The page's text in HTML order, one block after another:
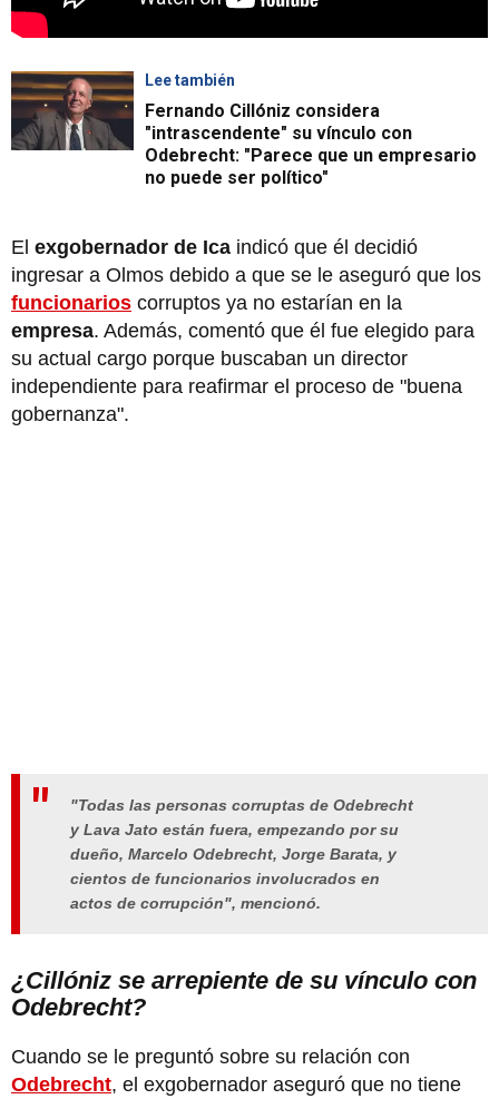
Lee también
Fernando Cillóniz considera
"intrascendente" su vínculo con
Odebrecht: "Parece que un empresario
no puede ser político"
El exgobernador de Ica indicó que él decidió
ingresar a Olmos debido a que se le aseguró que los
funcionarios corruptos ya no estarían en la
empresa. Además, comentó que él fue elegido para
su actual cargo porque buscaban un director
independiente para reafirmar el proceso de "buena
gobernanza".
"Todas las personas corruptas de Odebrecht
y Lava Jato están fuera, empezando por su
dueño, Marcelo Odebrecht, Jorge Barata, y
cientos de funcionarios involucrados en
actos de corrupción", mencionó.
¿Cillóniz se arrepiente de su vínculo con
Odebrecht?
Cuando se le preguntó sobre su relación con
Odebrecht, el exgobernador aseguró que no tiene